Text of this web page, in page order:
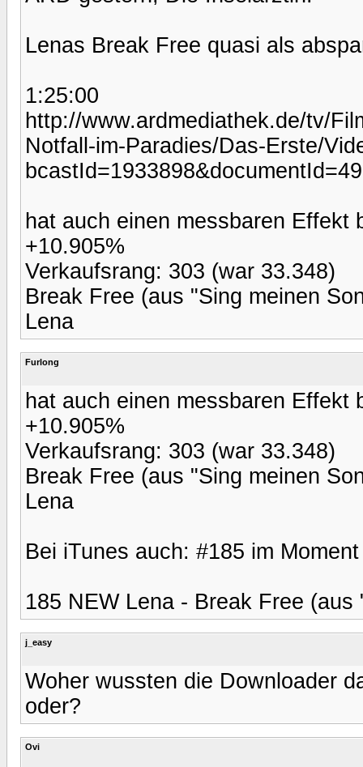
Lenas Break Free quasi als
1:25:00
http://www.ardmediathek.de/tv/
Notfall-im-Paradies/Das-Erste/
hat auch einen messbaren Effekt
+10.905%
Verkaufsrang: 303 (war 33.348)
Break Free (aus "Sing meinen
Lena
Furlong
hat auch einen messbaren Effekt
+10.905%
Verkaufsrang: 303 (war 33.348)
Break Free (aus "Sing meinen
Lena
Bei iTunes auch: #185 im Moment
185 NEW Lena - Break Free
j_easy
Woher wussten die Downloader
oder?
Ovi